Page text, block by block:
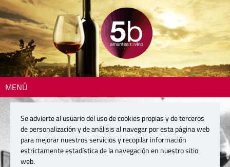
MENÚ
Se advierte al usuario del uso de cookies propias y de terceros
de personalización y de análisis al navegar por esta página web
para mejorar nuestros servicios y recopilar información
estrictamente estadística de la navegación en nuestro sitio
web.